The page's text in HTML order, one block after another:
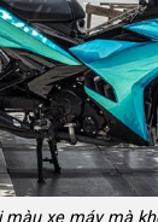
màu xe máy mà